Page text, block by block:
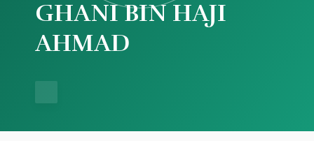
GHANI BIN HAJI
AHMAD